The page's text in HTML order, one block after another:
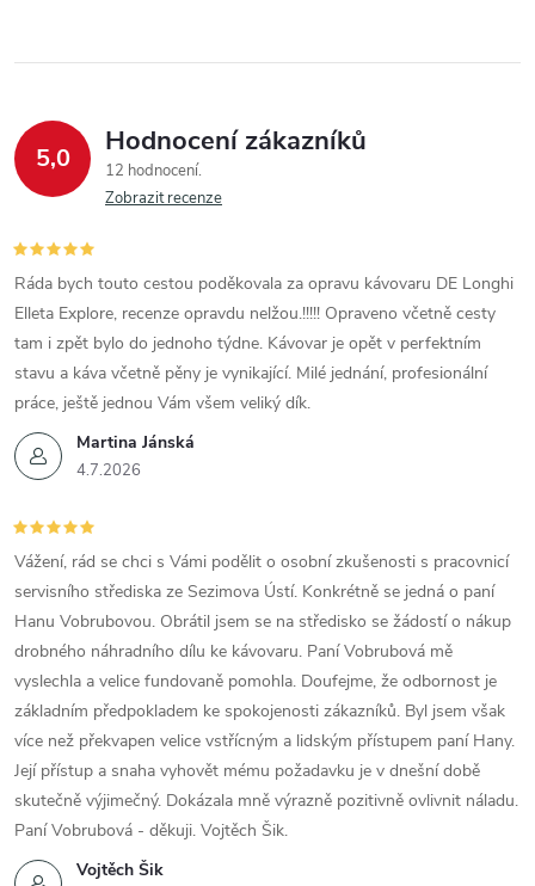
5,0 Hodnocení zákazníků
12 hodnocení
Zobrazit recenze
Martina Jánská
4.7.2026
Ráda bych touto cestou poděkovala za opravu kávovaru DE Longhi
Elleta Explore, recenze opravdu nelžou.!!!!! Opraveno včetně cesty
tam i zpět bylo do jednoho týdne. Kávovar je opět v perfektním
stavu a káva včetně pěny je vynikající. Milé jednání, profesionální
práce, ještě jednou Vám všem veliký dík.
Vojtěch Šik
Vážení, rád se chci s Vámi podělit o osobní zkušenosti s pracovnicí
servisního střediska ze Sezimova Ústí. Konkrétně se jedná o paní
Hanu Vobrubovou. Obrátil jsem se na středisko se žádostí o nákup
drobného náhradního dílu ke kávovaru. Paní Vobrubová mě
vyslechla a velice fundovaně pomohla. Doufejme, že odbornost je
základním předpokladem ke spokojenosti zákazníků. Byl jsem však
více než překvapen velice vstřícným a lidským přístupem paní Hany.
Její přístup a snaha vyhovět mému požadavku je v dnešní době
skutečně výjimečný. Dokázala mně výrazně pozitivně ovlivnit náladu.
Paní Vobrubová - děkuji. Vojtěch Šik.